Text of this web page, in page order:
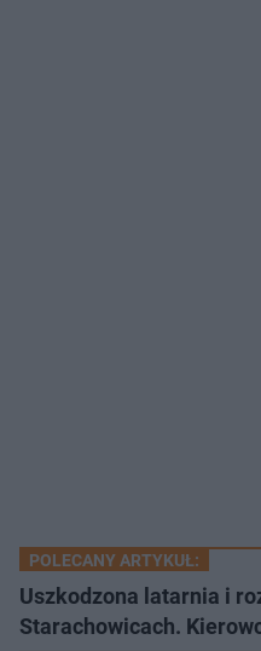
POLECANY ARTYKUŁ:
Uszkodzona latarnia i
Starachowicach.